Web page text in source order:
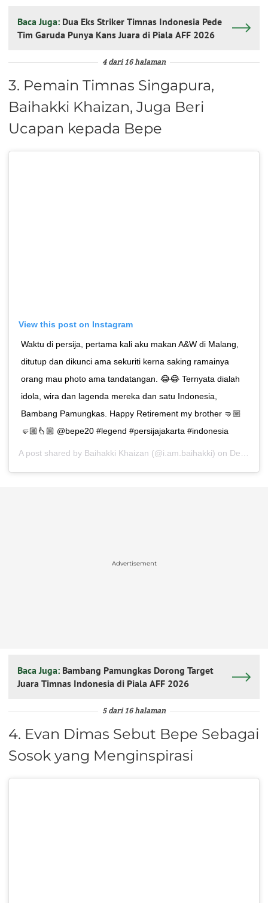
Baca Juga: Dua Eks Striker Timnas Indonesia Pede
Tim Garuda Punya Kans Juara di Piala AFF 2026
4 dari 16 halaman
3. Pemain Timnas Singapura,
Baihakki Khaizan, Juga Beri
Ucapan kepada Bepe
View this post on Instagram
Waktu di persija, pertama kali aku makan A&W di Malang,
ditutup dan dikunci ama sekuriti kerna saking ramainya
orang mau photo ama tandatangan. 😂😂 Ternyata dialah
idola, wira dan lagenda mereka dan satu Indonesia,
Bambang Pamungkas. Happy Retirement my brother 🤜🏼
🤛🏼👆🏼 @bepe20 #legend #persijajakarta #indonesia
A post shared by Baihakki Khaizan (@i.am.baihakki) on Dec 17, 2019 at 12:40pm PST
Advertisement
Baca Juga: Bambang Pamungkas Dorong Target
Juara Timnas Indonesia di Piala AFF 2026
5 dari 16 halaman
4. Evan Dimas Sebut Bepe Sebagai
Sosok yang Menginspirasi